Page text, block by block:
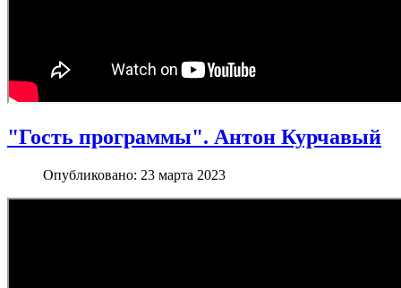
"Гость программы". Антон Курчавый
Опубликовано: 23 марта 2023